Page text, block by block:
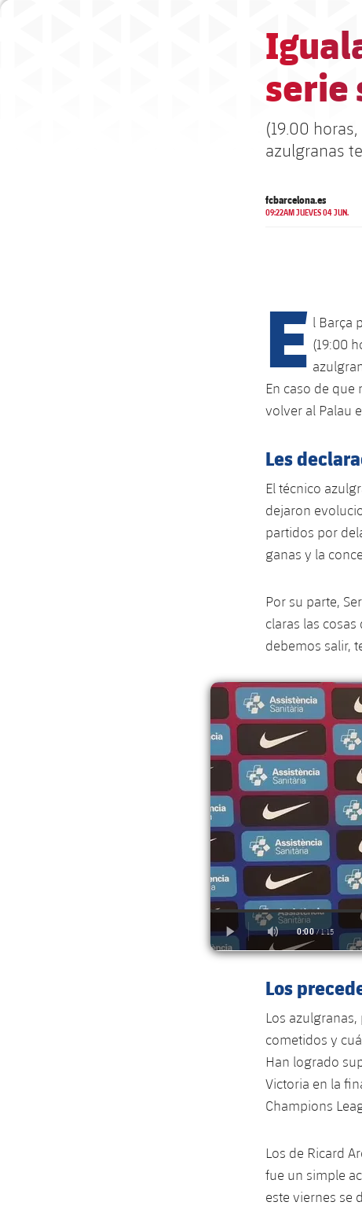
serie
(19.00
azulgranas
fcbarcelona.es
09:22AM JUEVES 04 JUN.
E l Barça
(19:00
En caso de
volver al Palau
Les
El técnico
dejaron
partidos por
ganas y la
Por su parte,
claras las
debemos salir,
Los
Los
cometidos y
Han logrado
Victoria en la
Champions
Los de Ricard
fue un simple
este viernes se